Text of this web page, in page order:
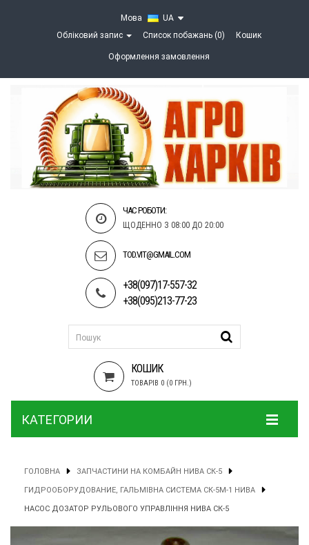
Мова
UA
Обліковий запис
Список побажань (0) Кошик
Оформлення замовлення
ЧАС РОБОТИ:
ЩОДЕННО З 08:00 ДО 20:00
TOD.VIT@GMAIL.COM
+38(097)17-557-32
+38(095)213-77-23
КОШИК
ТОВАРІВ 0 (0 ГРН.)
КАТЕГОРИИ
ГОЛОВНА ЗАПЧАСТИНИ НА КОМБАЙН НИВА СК-5
ГИДРООБОРУДОВАНИЕ, ГАЛЬМІВНА СИСТЕМА СК-5М-1 НИВА
НАСОС ДОЗАТОР РУЛЬОВОГО УПРАВЛІННЯ НИВА СК-5